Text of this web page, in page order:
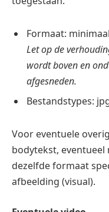
Formaat:
Let op de
wordt boven en
afgesneden.
Bestandstypes:
Voor eventuele
bodytekst,
dezelfde formaat
afbeelding (visual).